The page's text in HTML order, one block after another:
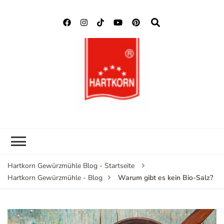
Hartkorn Gewürzmühle Blog - Startseite
Hartkorn Gewürzmühle - Blog
Warum gibt es kein Bio-Salz?